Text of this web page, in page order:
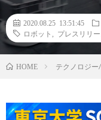
2020.08.25 13:51:45
ロボット
プレスリリ
HOME テクノロジー